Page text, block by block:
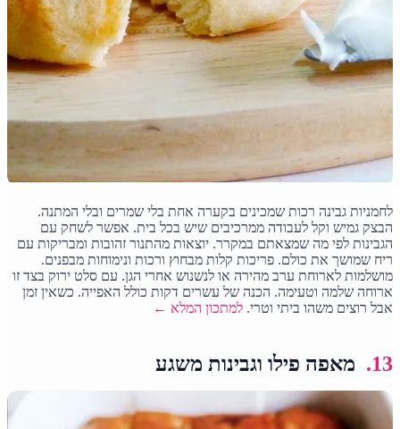
לחמניות גבינה רכות שמכינים בקערה אחת בלי שמרים ובלי המתנה.
הבצק גמיש וקל לעבודה ממרכיבים שיש בכל בית. אפשר לשחק עם
הגבינות לפי מה שמצאתם במקרר. יוצאות מהתנור זהובות ומבריקות עם
ריח שמושך את כולם. פריכות קלות מבחוץ ורכות ונימוחות מבפנים.
מושלמות לארוחת ערב מהירה או לנשנוש אחרי הגן. עם סלט ירוק בצד זו
ארוחה שלמה וטעימה. הכנה של עשרים דקות כולל האפייה. כשאין זמן
אבל רוצים משהו ביתי וטרי.למתכון המלא ←
13. מאפה פילו וגבינות משגע